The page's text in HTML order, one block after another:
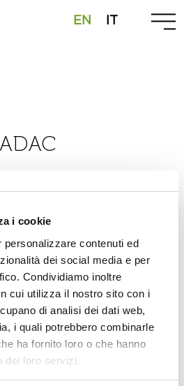
i cookie
contenuti ed
dei social media e per
Condividiamo inoltre
cui utilizza il nostro sito con i
di analisi dei dati web,
i quali potrebbero combinarle
ha fornito loro o che hanno
dei loro servizi.
EN IT
convenzioni ai possessori
per due persone (tassa di